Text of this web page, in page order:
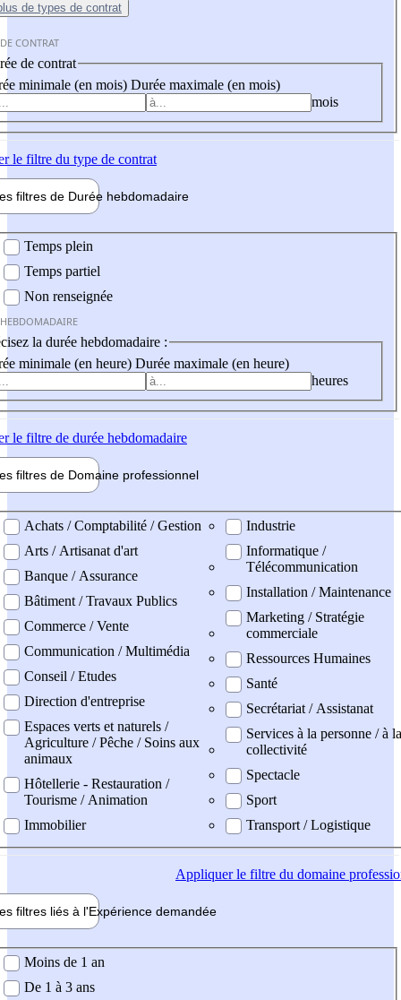
de types de contrat
CONTRAT
de contrat
minimale (en mois) Durée maximale (en mois)
mois
le filtre du type de contrat
filtres de Durée hebdomadaire
Temps plein
Temps partiel
Non renseignée
la durée hebdomadaire :
minimale (en heure) Durée maximale (en heure)
heures
le filtre de durée hebdomadaire
filtres de Domaine professionnel
professionel
Achats / Comptabilité / Gestion
Arts / Artisanat d'art
Banque / Assurance
Bâtiment / Travaux Publics
Commerce / Vente
Communication / Multimédia
Conseil / Etudes
Direction d'entreprise
Espaces verts et naturels /
Agriculture / Pêche / Soins aux
animaux
Hôtellerie - Restauration /
Tourisme / Animation
Immobilier
Industrie
Informatique /
Télécommunication
Installation / Maintenance
Marketing / Stratégie
commerciale
Ressources Humaines
Santé
Secrétariat / Assistanat
Services à la personne / à la
collectivité
Spectacle
Sport
Transport / Logistique
Appliquerle filtre du domaine
filtres liés à l'Expérience demandée
demandée
Moins de 1 an
De 1 à 3 ans